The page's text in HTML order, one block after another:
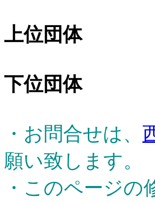
上位団体な
下位団体な
・お問合せは、
願い致します。
・このページの